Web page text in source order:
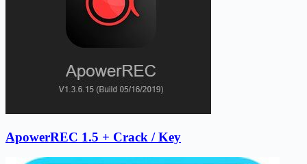
ApowerREC 1.5 + Crack / Key